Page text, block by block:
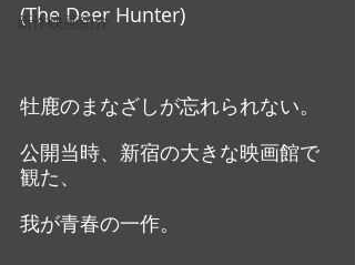
新作映画紹介
(The Deer Hunter)
牡鹿のまなざしが忘れられない。
公開当時、新宿の大きな映画館で
観た、
我が青春の一作。